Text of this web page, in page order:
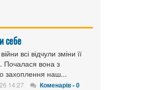
себе
всі відчули зміни її
Почалася вона з
захоплення наш...
14:27 Коменарів - 0